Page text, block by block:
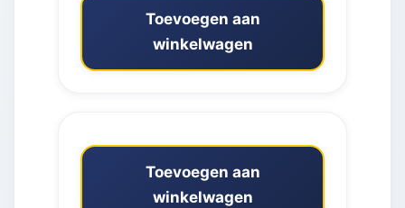
Toevoegen aan
winkelwagen
Toevoegen aan
winkelwagen